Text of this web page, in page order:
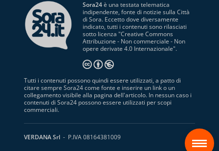
Sora24è una testata telematica
indipendente, fonte di notizie sulla Città
di Sora. Eccetto dove diversamente
indicato, tutti i contenuti sono rilasciati
sotto licenza "Creative Commons
Attribuzione - Non commerciale - Non
opere derivate 4.0 Internazionale".
Tutti i contenuti possono quindi essere utilizzati, a patto di
citare sempre Sora24 come fonte e inserire un link o un
collegamento visibile alla pagina dell'articolo. In nessun caso i
contenuti di Sora24 possono essere utilizzati per scopi
commerciali.
VERDANA Srl - P.IVA 08164381009